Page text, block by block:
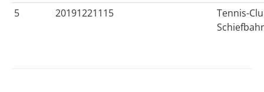
5
20191221115
Tennis-